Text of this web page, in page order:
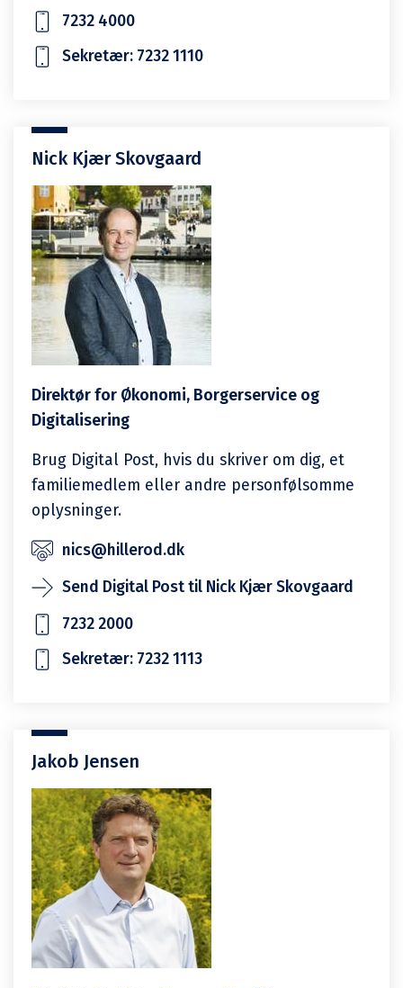
7232 4000
Sekretær: 7232 1110
Nick Kjær Skovgaard
Direktør for Økonomi, Borgerservice og
Digitalisering
Brug Digital Post, hvis du skriver om dig, et
familiemedlem eller andre personfølsomme
oplysninger.
nics@hillerod.dk
Send Digital Post til Nick Kjær Skovgaard
7232 2000
Sekretær: 7232 1113
Jakob Jensen